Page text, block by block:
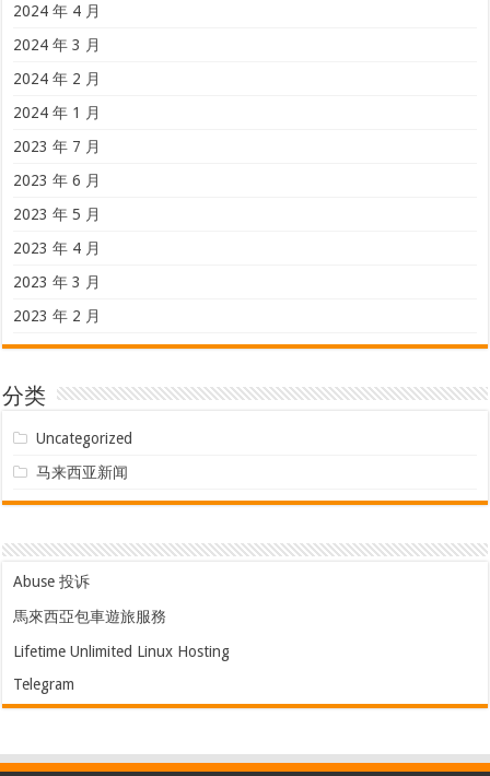
2024 年 4 月
2024 年 3 月
2024 年 2 月
2024 年 1 月
2023 年 7 月
2023 年 6 月
2023 年 5 月
2023 年 4 月
2023 年 3 月
2023 年 2 月
分类
Uncategorized
马来西亚新闻
Abuse 投诉
馬來西亞包車遊旅服務
Lifetime Unlimited Linux Hosting
Telegram